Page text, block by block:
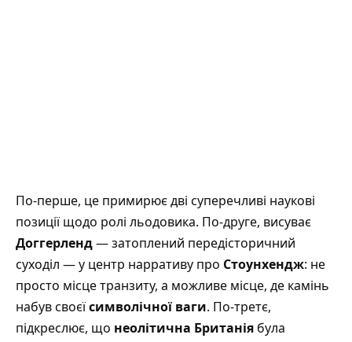
По-перше, це примирює дві суперечливі наукові
позиції щодо ролі льодовика. По-друге, висуває
Доггерленд— затоплений передісторичний
суходіл — у центр нарративу про Стоунхендж: не
просто місце транзиту, а можливе місце, де камінь
набув своєїсимволічної ваги. По-третє,
підкреслює, що неолітична Британія була